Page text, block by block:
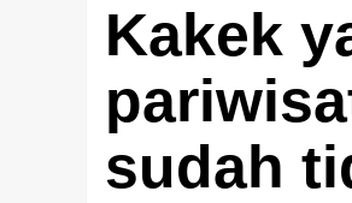
Kakek
sudah